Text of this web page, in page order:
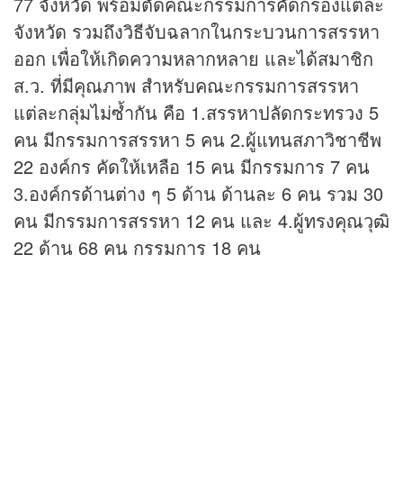
จังหวัด รวมถึงวิธีจับฉลากในกระบวนการสรรหา
ออก เพื่อให้เกิดความหลากหลาย และได้สมาชิก
ส.ว. ที่มีคุณภาพ สำหรับคณะกรรมการสรรหา
แต่ละกลุ่มไม่ซ้ำกัน คือ 1.สรรหาปลัดกระทรวง 5
คน มีกรรมการสรรหา 5 คน 2.ผู้แทนสภาวิชาชีพ
22 องค์กร คัดให้เหลือ 15 คน มีกรรมการ 7 คน
3.องค์กรด้านต่าง ๆ 5 ด้าน ด้านละ 6 คน รวม 30
คน มีกรรมการสรรหา 12 คน และ 4.ผู้ทรงคุณวุฒิ
22 ด้าน 68 คน กรรมการ 18 คน